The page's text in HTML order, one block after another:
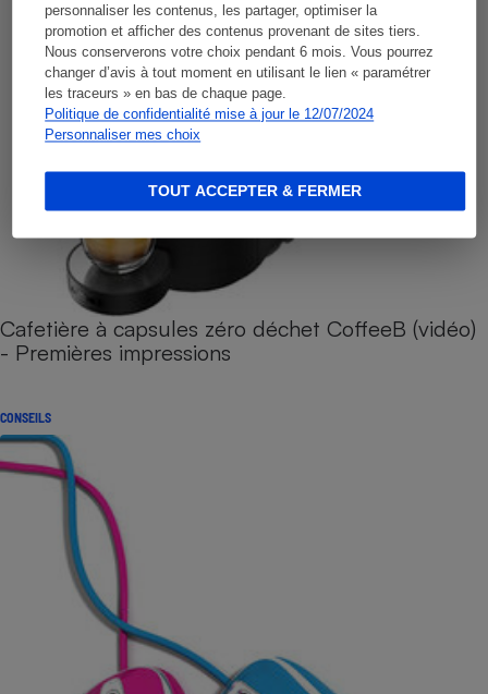
personnaliser les contenus, les partager, optimiser la
promotion et afficher des contenus provenant de sites tiers.
Nous conserverons votre choix pendant 6 mois. Vous pourrez
changer d’avis à tout moment en utilisant le lien « paramétrer
les traceurs » en bas de chaque page.
Politique de confidentialité mise à jour le 12/07/2024
Personnaliser mes choix
TOUT ACCEPTER & FERMER
Cafetière à capsules zéro déchet CoffeeB (vidéo)
- Premières impressions
CONSEILS